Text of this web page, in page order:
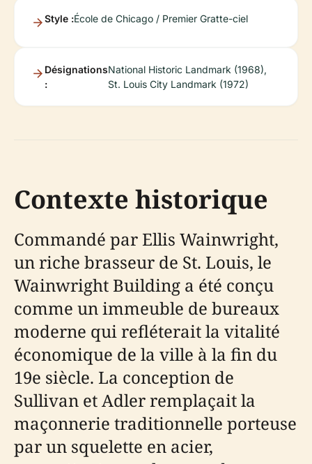
Style :École de Chicago / Premier Gratte-ciel
Désignations
:
National Historic Landmark (1968),
St. Louis City Landmark (1972)
Contexte historique
Commandé par Ellis Wainwright,
un riche brasseur de St. Louis, le
Wainwright Building a été conçu
comme un immeuble de bureaux
moderne qui refléterait la vitalité
économique de la ville à la fin du
19e siècle. La conception de
Sullivan et Adler remplaçait la
maçonnerie traditionnelle porteuse
par un squelette en acier,